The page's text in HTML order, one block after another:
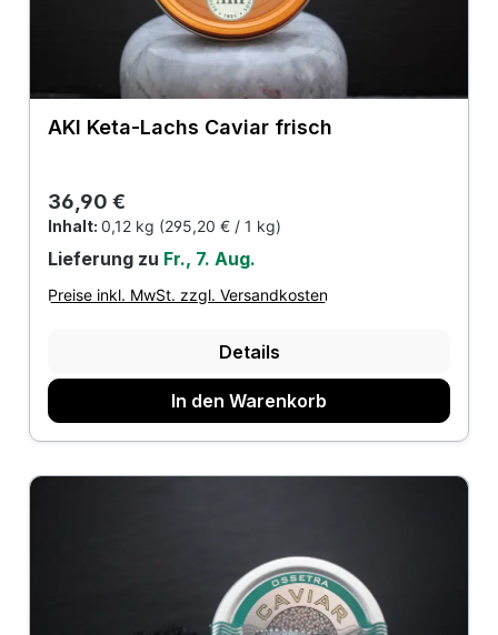
AKI Keta-Lachs Caviar frisch
Regulärer Preis:
36,90 €
Inhalt: 0,12 kg (295,20 € / 1 kg)
Lieferung zu Fr., 7. Aug.
Preise inkl. MwSt. zzgl. Versandkosten
Details
In den Warenkorb